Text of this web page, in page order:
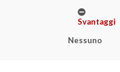
Svantaggi
Nessuno